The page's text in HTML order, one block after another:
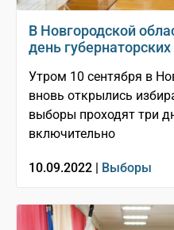
В Новгородской
день
Утром 10 сентября в
вновь открылись
выборы проходят три
включительно
10.09.2022 | Выборы